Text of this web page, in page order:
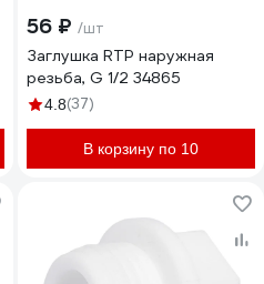
56 ₽ /шт
Заглушка RTP наружная
резьба, G 1/2 34865
4.8(37)
В корзину по 10